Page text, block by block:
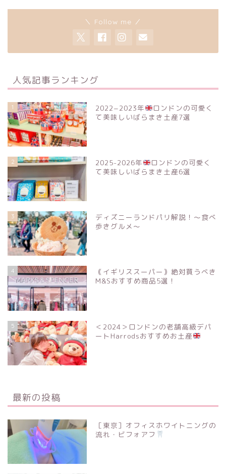
＼ Follow me ／
人気記事ランキング
1 2022−2023年
ロンドンの可愛く
て美味しいばらまき土産7選
2 2025-2026年
ロンドンの可愛く
て美味しいばらまき土産6選
3
ディズニーランドパリ解説！〜食べ
歩きグルメ〜
4
｟イギリススーパー｠絶対買うべき
M&Sおすすめ商品5選！
5
＜2024＞ロンドンの老舗高級デパ
ートHarrodsおすすめお土産
最新の投稿
［東京］オフィスホワイトニングの
流れ・ビフォアフ